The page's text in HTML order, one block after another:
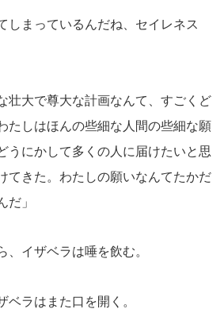
しまっているんだね、セイレネス
壮大で尊大な計画なんて、すごくど
たしはほんの些細な人間の些細な願
うにかして多くの人に届けたいと思
てきた。わたしの願いなんてたかだ
だ」
イザベラは唾を飲む。
ラはまた口を開く。